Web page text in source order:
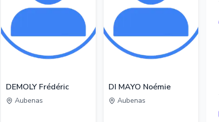
DEMOLY Frédéric
Aubenas
DI MAYO Noémie
Aubenas